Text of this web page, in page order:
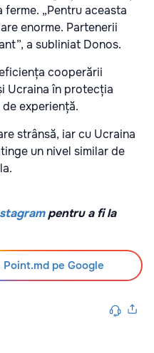
„Pentru aceasta
enorme. Partenerii
a subliniat Donos.
cooperării
Ucraina în protecția
experiență.
strânsă, iar cu Ucraina
un nivel similar de
pentru a fi la
pe Google